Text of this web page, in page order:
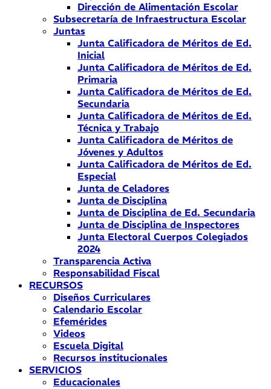
Dirección de Alimentación Escolar
Subsecretaría de Infraestructura Escolar
Juntas
Junta Calificadora de Méritos de Ed.
Inicial
Junta Calificadora de Méritos de Ed.
Primaria
Junta Calificadora de Méritos de Ed.
Secundaria
Junta Calificadora de Méritos de Ed.
Técnica y Trabajo
Junta Calificadora de Méritos de
Jóvenes y Adultos
Junta Calificadora de Méritos de Ed.
Especial
Junta de Celadores
Junta de Disciplina
Junta de Disciplina de Ed. Secundaria
Junta de Disciplina de Inspectores
Junta Electoral Cuerpos Colegiados
2024
Transparencia Activa
Responsabilidad Fiscal
RECURSOS
Diseños Curriculares
Calendario Escolar
Efemérides
Videos
Escuela Digital
Recursos institucionales
SERVICIOS
Educacionales